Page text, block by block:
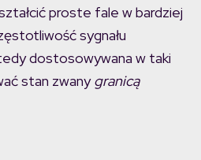
proste fale w bardziej
sygnału
dostosowywana w taki
stan zwanygranicą